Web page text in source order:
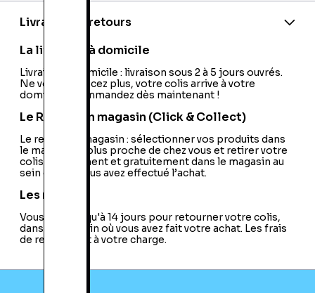
Livraison et retours
La livraison à domicile
Livraison à domicile : livraison sous 2 à 5 jours ouvrés.
Ne vous déplacez plus, votre colis arrive à votre
domicile ! Commandez dès maintenant !
Le Retrait en magasin (Click & Collect)
Le retrait en magasin : sélectionner vos produits dans
le magasin le plus proche de chez vous et retirer votre
colis directement et gratuitement dans le magasin au
sein duquel vous avez effectué l’achat.
Les retours
Vous avez jusqu'à 14 jours pour retourner votre colis,
dans le magasin où vous avez fait votre achat. Les frais
de retour sont à votre charge.